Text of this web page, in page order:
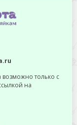
возможно только с
на